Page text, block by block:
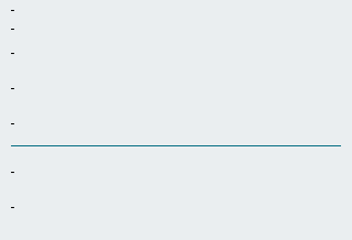
-
-
-
-
-
-
-